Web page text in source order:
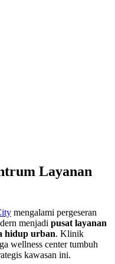
Layanan
mengalami pergeseran
menjadi pusat layanan
hidup urban. Klinik
wellness center tumbuh
kawasan ini.